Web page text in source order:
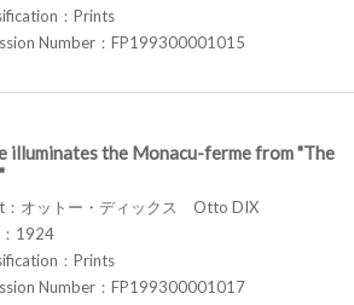
：Prints
Number：FP199300001015
illuminates the Monacu-ferme from "The
オットー・ディックス Otto DIX
1924
：Prints
Number：FP199300001017